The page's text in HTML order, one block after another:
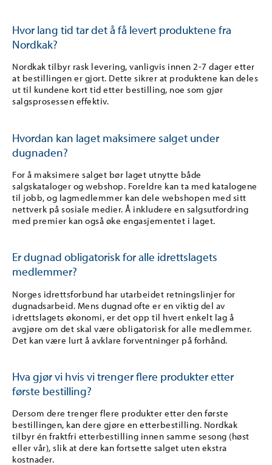
Hvor lang tid tar det å få levert produktene fra
Nordkak?
Nordkak tilbyr rask levering, vanligvis innen 2-7 dager etter
at bestillingen er gjort. Dette sikrer at produktene kan deles
ut til kundene kort tid etter bestilling, noe som gjør
salgsprosessen effektiv.
Hvordan kan laget maksimere salget under
dugnaden?
For å maksimere salget bør laget utnytte både
salgskataloger og webshop. Foreldre kan ta med katalogene
til jobb, og lagmedlemmer kan dele webshopen med sitt
nettverk på sosiale medier. Å inkludere en salgsutfordring
med premier kan også øke engasjementet i laget.
Er dugnad obligatorisk for alle idrettslagets
medlemmer?
Norges idrettsforbund har utarbeidet retningslinjer for
dugnadsarbeid. Mens dugnad ofte er en viktig del av
idrettslagets økonomi, er det opp til hvert enkelt lag å
avgjøre om det skal være obligatorisk for alle medlemmer.
Det kan være lurt å avklare forventninger på forhånd.
Hva gjør vi hvis vi trenger flere produkter etter
første bestilling?
Dersom dere trenger flere produkter etter den første
bestillingen, kan dere gjøre en etterbestilling. Nordkak
tilbyr én fraktfri etterbestilling innen samme sesong (høst
eller vår), slik at dere kan fortsette salget uten ekstra
kostnader.